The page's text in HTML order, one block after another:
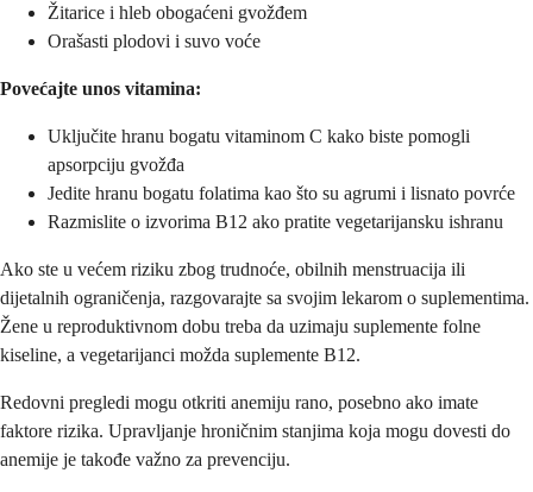
Žitarice i hleb obogaćeni gvožđem
Orašasti plodovi i suvo voće
Povećajte unos vitamina:
Uključite hranu bogatu vitaminom C kako biste pomogli
apsorpciju gvožđa
Jedite hranu bogatu folatima kao što su agrumi i lisnato povrće
Razmislite o izvorima B12 ako pratite vegetarijansku ishranu
Ako ste u većem riziku zbog trudnoće, obilnih menstruacija ili
dijetalnih ograničenja, razgovarajte sa svojim lekarom o suplementima.
Žene u reproduktivnom dobu treba da uzimaju suplemente folne
kiseline, a vegetarijanci možda suplemente B12.
Redovni pregledi mogu otkriti anemiju rano, posebno ako imate
faktore rizika. Upravljanje hroničnim stanjima koja mogu dovesti do
anemije je takođe važno za prevenciju.